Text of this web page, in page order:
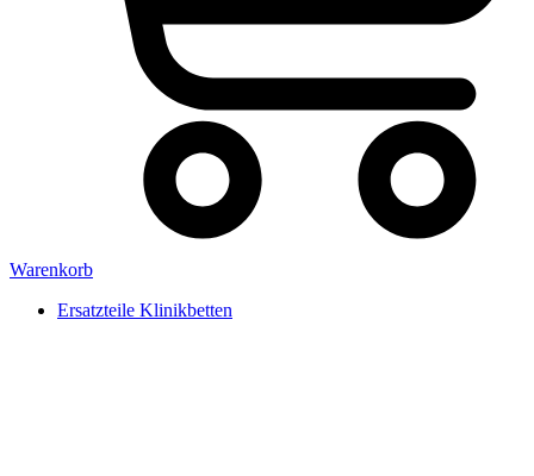
Warenkorb
Ersatzteile Klinikbetten